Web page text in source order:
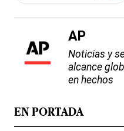
AP
Noticias y
alcance
en hechos
EN PORTADA